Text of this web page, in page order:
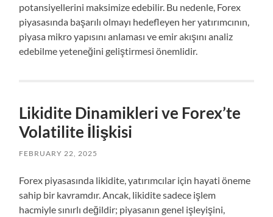
potansiyellerini maksimize edebilir. Bu nedenle, Forex
piyasasında başarılı olmayı hedefleyen her yatırımcının,
piyasa mikro yapısını anlaması ve emir akışını analiz
edebilme yeteneğini geliştirmesi önemlidir.
Likidite Dinamikleri ve Forex’te
Volatilite İlişkisi
FEBRUARY 22, 2025
Forex piyasasında likidite, yatırımcılar için hayati öneme
sahip bir kavramdır. Ancak, likidite sadece işlem
hacmiyle sınırlı değildir; piyasanın genel işleyişini,